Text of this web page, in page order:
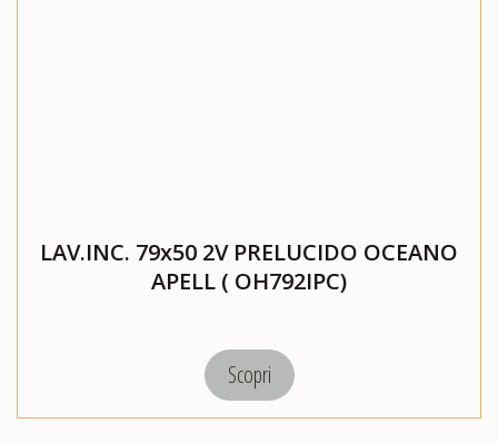
LAV.INC. 79x50 2V PRELUCIDO OCEANO
APELL ( OH792IPC)
Scopri